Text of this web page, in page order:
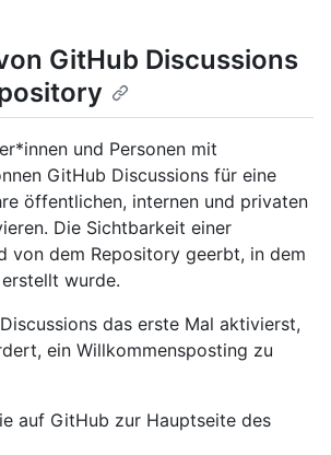
GitHub Discussions
und Personen mit
GitHub Discussions für eine
öffentlichen, internen und privaten
Die Sichtbarkeit einer
von dem Repository geerbt, in dem
wurde.
das erste Mal aktivierst,
ein Willkommensposting zu
auf GitHub zur Hauptseite des